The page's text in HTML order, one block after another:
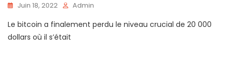
Juin 18, 2022 Admin
Le bitcoin a finalement perdu le niveau crucial de 20 000
dollars où il s’était